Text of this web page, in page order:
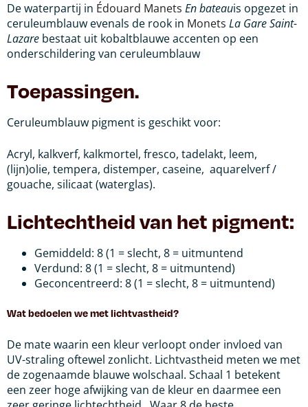
De waterpartij in Édouard Manets En bateauis opgezet in
ceruleumblauw evenals de rook in Monets La Gare Saint-
Lazare bestaat uit kobaltblauwe accenten op een
onderschildering van ceruleumblauw
Toepassingen.
Ceruleumblauw pigment is geschikt voor:
Acryl, kalkverf, kalkmortel, fresco, tadelakt, leem,
(lijn)olie, tempera, distemper, caseine, aquarelverf /
gouache, silicaat (waterglas).
Lichtechtheid van het pigment:
Gemiddeld: 8 (1 = slecht, 8 = uitmuntend
Verdund: 8 (1 = slecht, 8 = uitmuntend)
Geconcentreerd: 8 (1 = slecht, 8 = uitmuntend)
Wat bedoelen we met lichtvastheid?
De mate waarin een kleur verloopt onder invloed van
UV-straling oftewel zonlicht. Lichtvastheid meten we met
de zogenaamde blauwe wolschaal. Schaal 1 betekent
een zeer hoge afwijking van de kleur en daarmee een